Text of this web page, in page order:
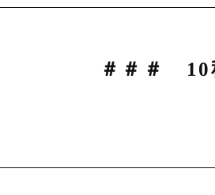
＃＃＃ 10